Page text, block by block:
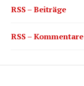
RSS – Beiträge
RSS – Kommentare